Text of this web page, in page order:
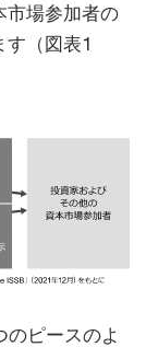
市場参加者の
す（図表1
のピースのよ